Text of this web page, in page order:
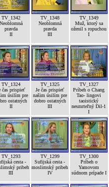
TV_1342
Neoblomná
pravda
II
TV_1348
Neoblomná
pravda
III
TV_1349
Muž, ktorý sa
oženil s ropuchou
I
TV_1324
čas prispieť
úsilím pre
ostatných
II
TV_1325
Je čas prispieť
našim úsilím pre
dobro ostatných
III
TV_1327
Príbeh o Chang
Tao- lingovi
taoistický
nesmrteľný Dil-1
I
TV_1293
cesta -
pribeh
III
TV_1299
Sufijská cesta -
moslimský pribeh
IV
TV_1300
Príbeh o
Yamovom
súdnom prípade I